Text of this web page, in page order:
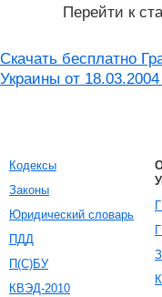
Перейти к
Скачать бесплатно
Украины от
Кодексы
Законы
Юридический словарь
ПДД
П(С)БУ
КВЭД-2010